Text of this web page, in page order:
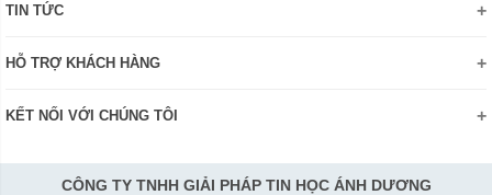
Thanh toán và giao hàng
Hướng dẫn đăng ký tài khoản
Kiểm tra tình trạng đơn hàng
TIN TỨC
Review sản phẩm
HỖ TRỢ KHÁCH HÀNG
Bán hàng: 0345 722155
Hợp tác: LienHe@sisco.com.vn
KẾT NỐI VỚI CHÚNG TÔI
CÔNG TY TNHH GIẢI PHÁP TIN HỌC ÁNH DƯƠNG